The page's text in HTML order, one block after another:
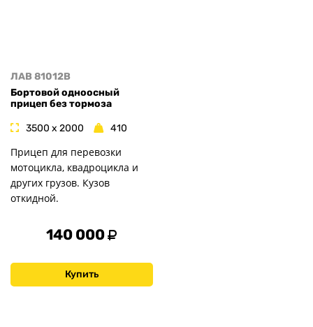
ЛАВ 81012B
Бортовой одноосный
прицеп без тормоза
3500 x 2000 410
Прицеп для перевозки
мотоцикла, квадроцикла и
других грузов. Кузов
откидной.
140 000
Купить